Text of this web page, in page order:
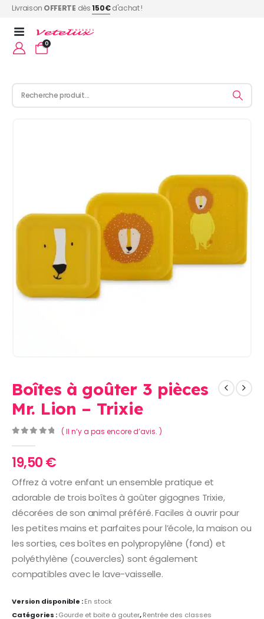
Livraison OFFERTE dès150€d'achat !
0
Boîtes à goûter 3 pièces
Mr. Lion – Trixie
( Il n’y a pas encore d’avis. )
19,50€
Offrez à votre enfant un ensemble pratique et
adorable de trois boîtes à goûter gigognes Trixie,
décorées de son animal préféré. Faciles à ouvrir pour
les petites mains et parfaites pour l’école, la maison ou
les sorties, ces boîtes en polypropylène (fond) et
polyéthylène (couvercles) sont également
compatibles avec le lave-vaisselle.
Version disponible :En stock
Catégories :Gourde et boite à gouter,Rentrée des classes